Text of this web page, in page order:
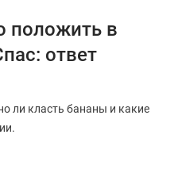
положить в
ответ
ли класть бананы и какие